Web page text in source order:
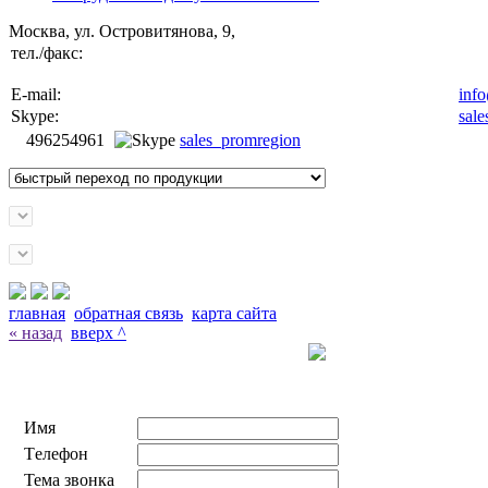
Москва, ул. Островитянова, 9,
тел./факс:
E-mail:
Skype:
496254961
sales_promregion
главная обратная связь карта сайта
« назад вверх ^
Имя
Tелефон
Тема звонка